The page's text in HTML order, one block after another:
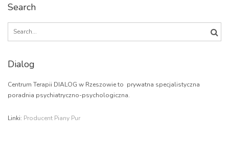
Search
Search
Dialog
Centrum Terapii DIALOG w Rzeszowie to prywatna specjalistyczna
poradnia psychiatryczno-psychologiczna.
Linki: Producent Piany Pur